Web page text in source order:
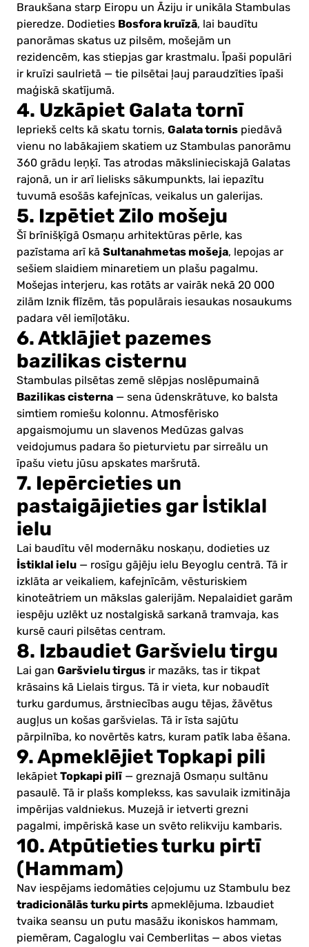
Braukšana starp Eiropu un Āziju ir unikāla Stambulas
pieredze. Dodieties Bosfora kruīzā, lai baudītu
panorāmas skatus uz pilsēm, mošejām un
rezidencēm, kas stiepjas gar krastmalu. Īpaši populāri
ir kruīzi saulrietā — tie pilsētai ļauj paraudzīties īpaši
maģiskā skatījumā.
4. Uzkāpiet Galata tornī
Iepriekš celts kā skatu tornis, Galata tornis piedāvā
vienu no labākajiem skatiem uz Stambulas panorāmu
360 grādu leņķī. Tas atrodas mākslinieciskajā Galatas
rajonā, un ir arī lielisks sākumpunkts, lai iepazītu
tuvumā esošās kafejnīcas, veikalus un galerijas.
5. Izpētiet Zilo mošeju
Šī brīnišķīgā Osmaņu arhitektūras pērle, kas
pazīstama arī kā Sultanahmetas mošeja, lepojas ar
sešiem slaidiem minaretiem un plašu pagalmu.
Mošejas interjeru, kas rotāts ar vairāk nekā 20 000
zilām Iznik flīzēm, tās populārais iesaukas nosaukums
padara vēl iemīļotāku.
6. Atklājiet pazemes
bazilikas cisternu
Stambulas pilsētas zemē slēpjas noslēpumainā
Bazilikas cisterna — sena ūdenskrātuve, ko balsta
simtiem romiešu kolonnu. Atmosfērisko
apgaismojumu un slavenos Medūzas galvas
veidojumus padara šo pieturvietu par sirreālu un
īpašu vietu jūsu apskates maršrutā.
7. Iepērcieties un
pastaigājieties gar İstiklal
ielu
Lai baudītu vēl modernāku noskaņu, dodieties uz
İstiklal ielu — rosīgu gājēju ielu Beyoglu centrā. Tā ir
izklāta ar veikaliem, kafejnīcām, vēsturiskiem
kinoteātriem un mākslas galerijām. Nepalaidiet garām
iespēju uzlēkt uz nostalgiskā sarkanā tramvaja, kas
kursē cauri pilsētas centram.
8. Izbaudiet Garšvielu tirgu
Lai gan Garšvielu tirgus ir mazāks, tas ir tikpat
krāsains kā Lielais tirgus. Tā ir vieta, kur nobaudīt
turku gardumus, ārstniecības augu tējas, žāvētus
augļus un košas garšvielas. Tā ir īsta sajūtu
pārpilnība, ko novērtēs katrs, kuram patīk laba ēšana.
9. Apmeklējiet Topkapi pili
Iekāpiet Topkapi pilī — greznajā Osmaņu sultānu
pasaulē. Tā ir plašs komplekss, kas savulaik izmitināja
impērijas valdniekus. Muzejā ir ietverti grezni
pagalmi, impēriskā kase un svēto relikviju kambaris.
10. Atpūtieties turku pirtī
(Hammam)
Nav iespējams iedomāties ceļojumu uz Stambulu bez
tradicionālās turku pirts apmeklējuma. Izbaudiet
tvaika seansu un putu masāžu ikoniskos hammam,
piemēram, Cagaloglu vai Cemberlitas — abos vietas